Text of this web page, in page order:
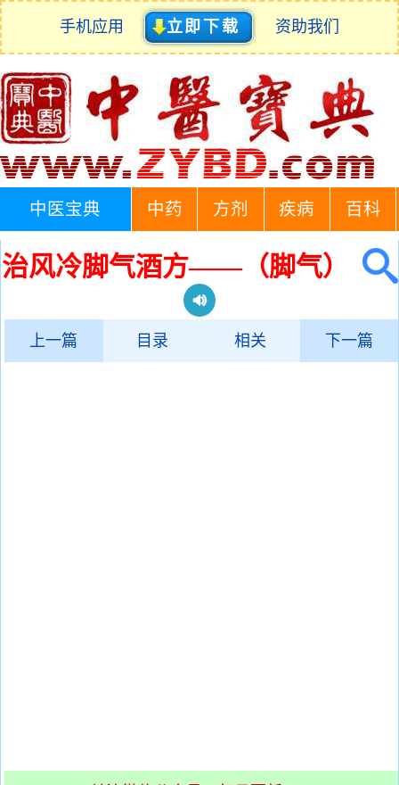
手机应用 立即下载 资助我们
中医宝典 中药 方剂 疾病 百科
治风冷脚气酒方——（脚气）
上一篇 目录 相关 下一篇